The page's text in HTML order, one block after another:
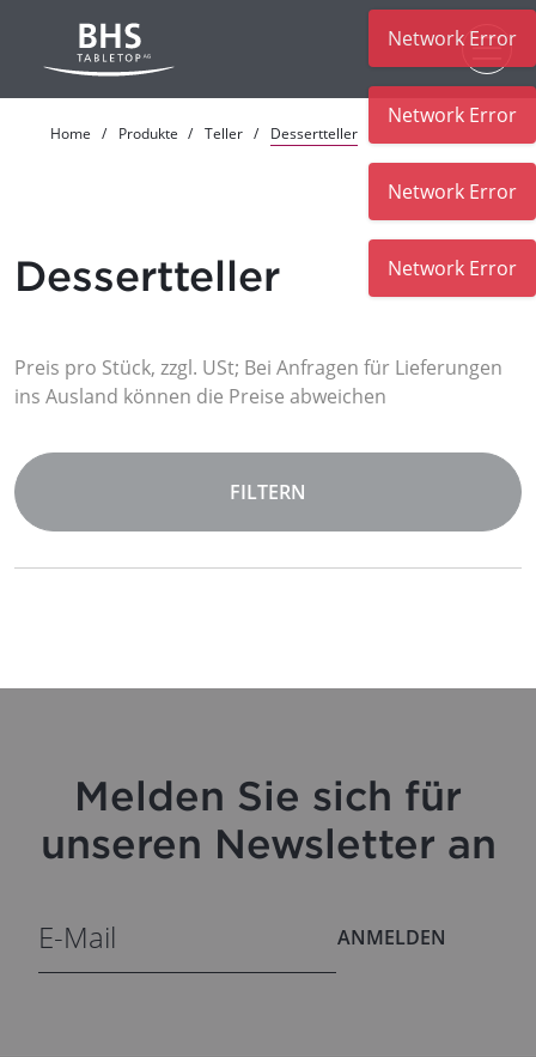
Home Produkte Teller Dessertteller
Dessertteller
Preis pro Stück, zzgl. USt; Bei Anfragen für Lieferungen
ins Ausland können die Preise abweichen
FILTERN
Melden Sie sich für
unseren Newsletter an
ANMELDEN
Network Error
Network Error
Network Error
Network Error